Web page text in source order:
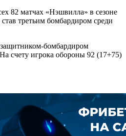
82 матчах «Нэшвилла» в сезоне
третьим бомбардиром среди
бомбардиром
счету игрока обороны 92 (17+75)